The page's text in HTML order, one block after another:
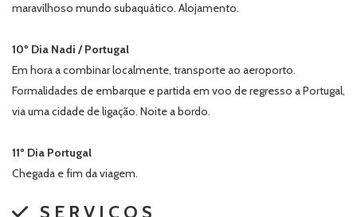
maravilhoso mundo subaquático. Alojamento.
10º Dia Nadi / Portugal
Em hora a combinar localmente, transporte ao aeroporto.
Formalidades de embarque e partida em voo de regresso a Portugal,
via uma cidade de ligação. Noite a bordo.
11º Dia Portugal
Chegada e fim da viagem.
SERVICOS